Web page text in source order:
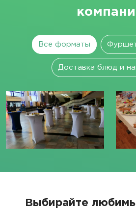
Все форматы
Доставка блюд и
Выбирайте